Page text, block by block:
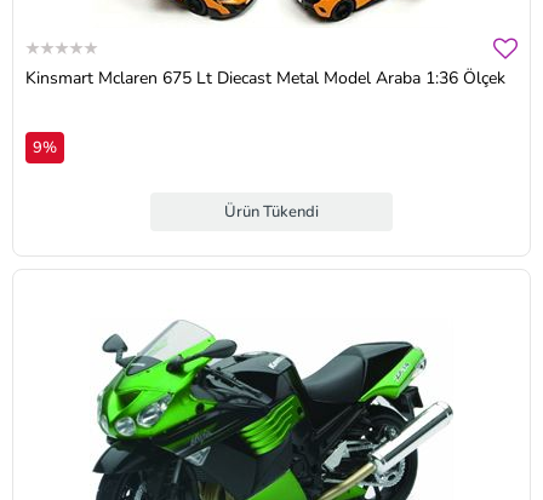
Kinsmart Mclaren 675 Lt Diecast Metal Model Araba 1:36 Ölçek
9%
Ürün Tükendi